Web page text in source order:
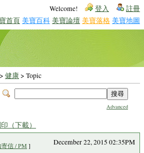
Welcome! 登入 註冊
首頁 美寶百科 美寶論壇 美寶落格 美寶地圖
> 健康> Topic
Advanced
（下載）
信 / PM ]
December 22, 2015 02:35PM